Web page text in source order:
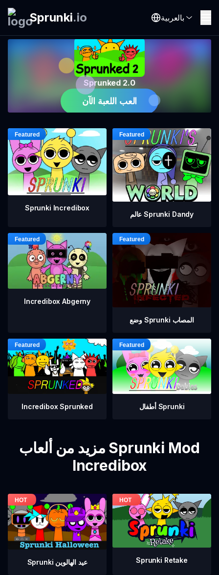
Sprunki.io بالعربية
Sprunked 2.0
العب اللعبة الآن
Sprunki Incredibox
عالم Sprunki Dandy
Incredibox Abgerny
وضع Sprunki المصاب
Incredibox Sprunked أطفال Sprunki
مزيد من ألعاب Sprunki Mod
Incredibox
Sprunki عيد الهالوين Sprunki Retake